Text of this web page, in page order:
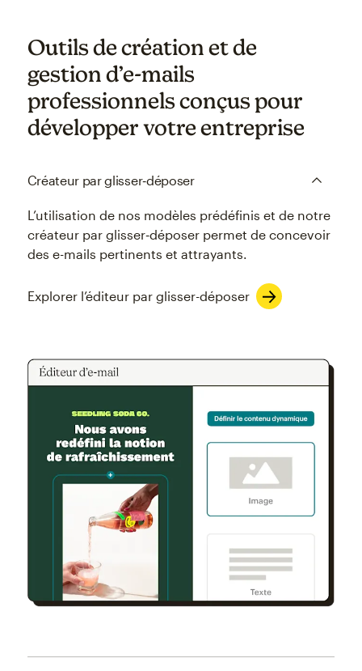
Outils de création et de
gestion d’e-mails
professionnels conçus pour
développer votre entreprise
Créateur par glisser‑déposer
L’utilisation de nos modèles prédéfinis et de notre
créateur par glisser‑déposer permet de concevoir
des e-mails pertinents et attrayants.
Explorer l’éditeur par glisser-déposer